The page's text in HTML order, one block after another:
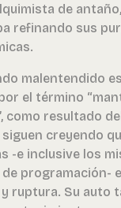
de
refinando sus
malentendido
el término
como resultado
creyendo
-e inclusive los
de programación-
ruptura. Su auto